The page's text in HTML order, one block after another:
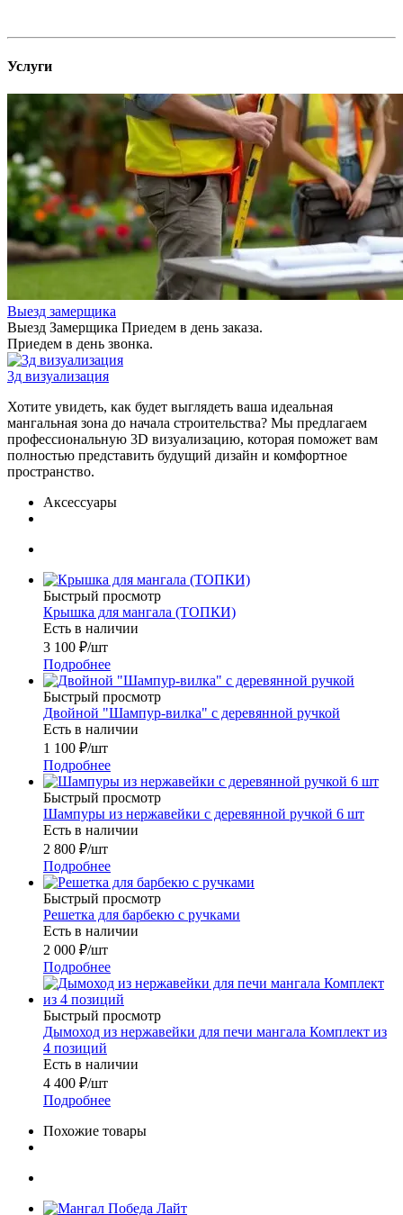
Услуги
Выезд замерщика
Выезд Замерщика Приедем в день заказа.
Приедем в день звонка.
3д визуализация
Хотите увидеть, как будет выглядеть ваша идеальная
мангальная зона до начала строительства? Мы предлагаем
профессиональную 3D визуализацию, которая поможет вам
полностью представить будущий дизайн и комфортное
пространство.
Аксессуары
Быстрый просмотр
Крышка для мангала (ТОПКИ)
Есть в наличии
3 100 ₽/шт
Подробнее
Быстрый просмотр
Двойной "Шампур-вилка" с деревянной ручкой
Есть в наличии
1 100 ₽/шт
Подробнее
Быстрый просмотр
Шампуры из нержавейки с деревянной ручкой 6 шт
Есть в наличии
2 800 ₽/шт
Подробнее
Быстрый просмотр
Решетка для барбекю с ручками
Есть в наличии
2 000 ₽/шт
Подробнее
Быстрый просмотр
Дымоход из нержавейки для печи мангала Комплект из
4 позиций
Есть в наличии
4 400 ₽/шт
Подробнее
Похожие товары